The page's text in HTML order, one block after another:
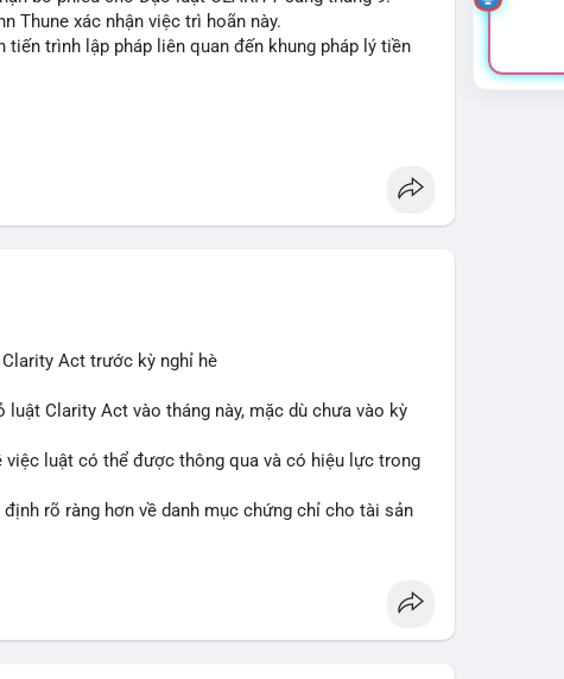
Thune xác nhận việc trì hoãn này.
tiến trình lập pháp liên quan đến khung pháp lý tiền
Act trước kỳ nghỉ hè
luật Clarity Act vào tháng này, mặc dù chưa vào kỳ
việc luật có thể được thông qua và có hiệu lực trong
rõ ràng hơn về danh mục chứng chỉ cho tài sản
tin tưởng của nhà đầu tư và phát triển thị trường